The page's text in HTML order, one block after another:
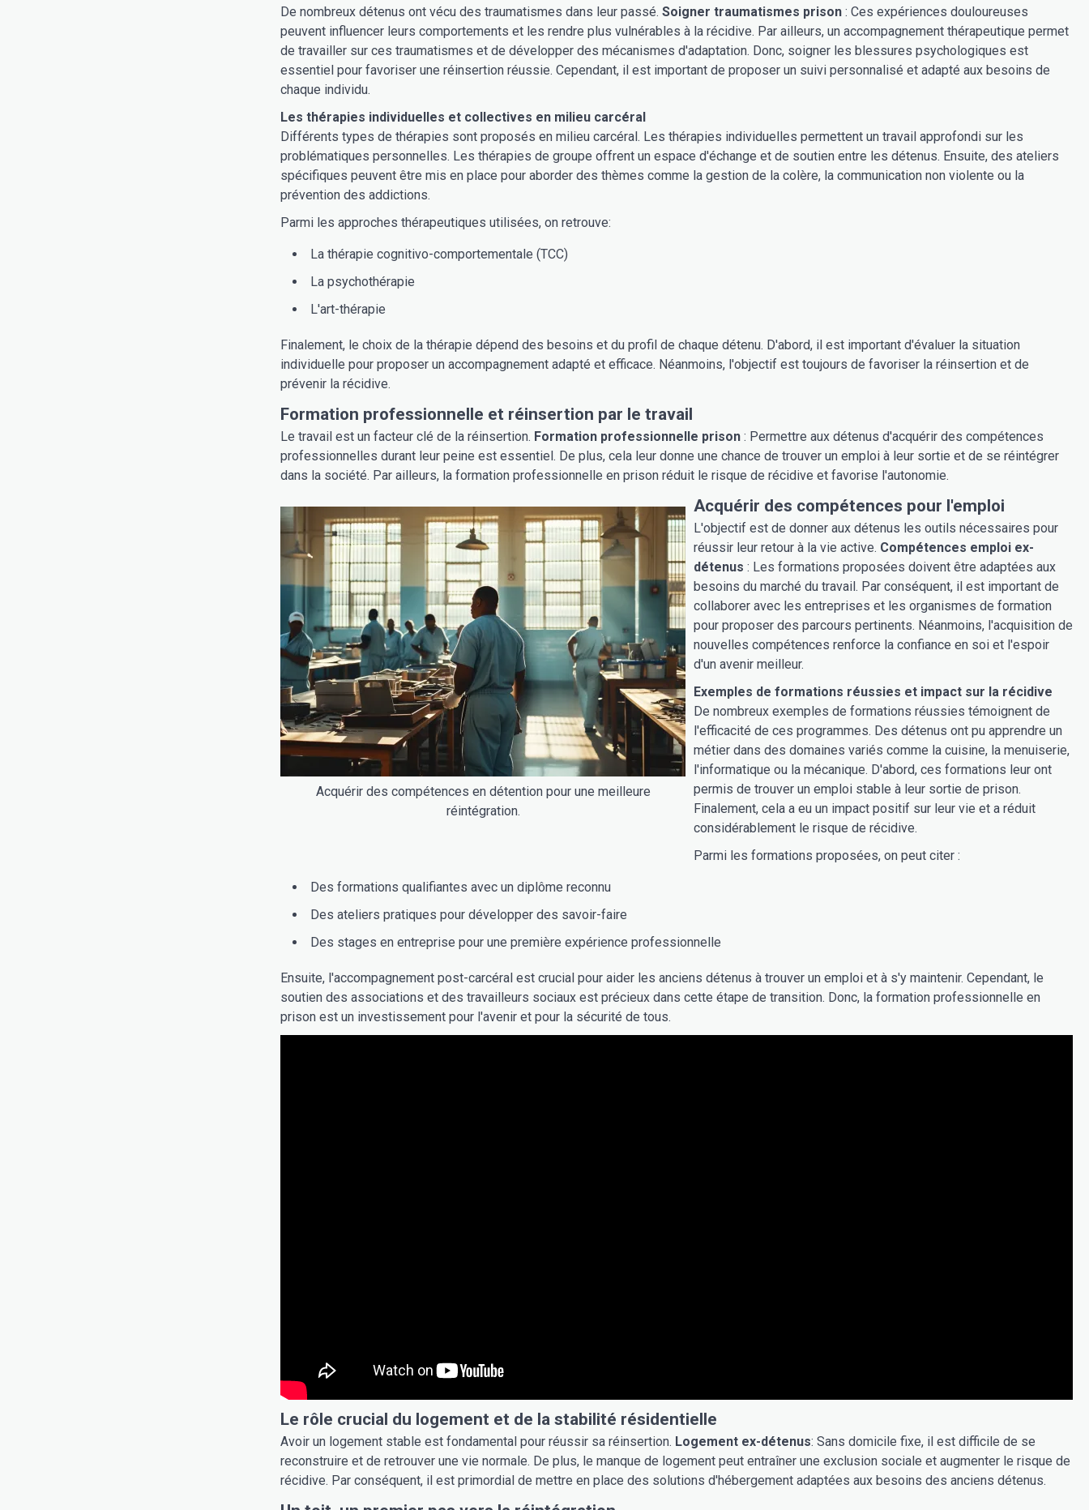
De nombreux détenus ont vécu des traumatismes dans leur passé. Soigner traumatismes prison : Ces expériences douloureuses
peuvent influencer leurs comportements et les rendre plus vulnérables à la récidive. Par ailleurs, un accompagnement thérapeutique permet
de travailler sur ces traumatismes et de développer des mécanismes d'adaptation. Donc, soigner les blessures psychologiques est
essentiel pour favoriser une réinsertion réussie. Cependant, il est important de proposer un suivi personnalisé et adapté aux besoins de
chaque individu.
Les thérapies individuelles et collectives en milieu carcéral
Différents types de thérapies sont proposés en milieu carcéral. Les thérapies individuelles permettent un travail approfondi sur les
problématiques personnelles. Les thérapies de groupe offrent un espace d'échange et de soutien entre les détenus. Ensuite, des ateliers
spécifiques peuvent être mis en place pour aborder des thèmes comme la gestion de la colère, la communication non violente ou la
prévention des addictions.
Parmi les approches thérapeutiques utilisées, on retrouve:
La thérapie cognitivo-comportementale (TCC)
La psychothérapie
L'art-thérapie
Finalement, le choix de la thérapie dépend des besoins et du profil de chaque détenu. D'abord, il est important d'évaluer la situation
individuelle pour proposer un accompagnement adapté et efficace. Néanmoins, l'objectif est toujours de favoriser la réinsertion et de
prévenir la récidive.
Formation professionnelle et réinsertion par le travail
Le travail est un facteur clé de la réinsertion. Formation professionnelle prison : Permettre aux détenus d'acquérir des compétences
professionnelles durant leur peine est essentiel. De plus, cela leur donne une chance de trouver un emploi à leur sortie et de se réintégrer
dans la société. Par ailleurs, la formation professionnelle en prison réduit le risque de récidive et favorise l'autonomie.
Acquérir des compétences en détention pour une meilleure
réintégration.
Acquérir des compétences pour l'emploi
L'objectif est de donner aux détenus les outils nécessaires pour
réussir leur retour à la vie active. Compétences emploi ex-
détenus : Les formations proposées doivent être adaptées aux
besoins du marché du travail. Par conséquent, il est important de
collaborer avec les entreprises et les organismes de formation
pour proposer des parcours pertinents. Néanmoins, l'acquisition de
nouvelles compétences renforce la confiance en soi et l'espoir
d'un avenir meilleur.
Exemples de formations réussies et impact sur la récidive
De nombreux exemples de formations réussies témoignent de
l'efficacité de ces programmes. Des détenus ont pu apprendre un
métier dans des domaines variés comme la cuisine, la menuiserie,
l'informatique ou la mécanique. D'abord, ces formations leur ont
permis de trouver un emploi stable à leur sortie de prison.
Finalement, cela a eu un impact positif sur leur vie et a réduit
considérablement le risque de récidive.
Parmi les formations proposées, on peut citer :
Des formations qualifiantes avec un diplôme reconnu
Des ateliers pratiques pour développer des savoir-faire
Des stages en entreprise pour une première expérience professionnelle
Ensuite, l'accompagnement post-carcéral est crucial pour aider les anciens détenus à trouver un emploi et à s'y maintenir. Cependant, le
soutien des associations et des travailleurs sociaux est précieux dans cette étape de transition. Donc, la formation professionnelle en
prison est un investissement pour l'avenir et pour la sécurité de tous.
Le rôle crucial du logement et de la stabilité résidentielle
Avoir un logement stable est fondamental pour réussir sa réinsertion. Logement ex-détenus: Sans domicile fixe, il est difficile de se
reconstruire et de retrouver une vie normale. De plus, le manque de logement peut entraîner une exclusion sociale et augmenter le risque de
récidive. Par conséquent, il est primordial de mettre en place des solutions d'hébergement adaptées aux besoins des anciens détenus.